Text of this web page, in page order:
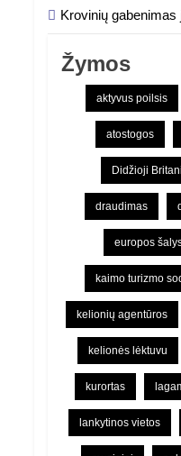
Krovinių gabenimas
Žymos
aktyvus poilsis
atostogos
Didžioji
draudimas
europos
kaimo turizmo
kelionių agentūros
kelionės lėktuvu
kurortas
lankytinos vietos